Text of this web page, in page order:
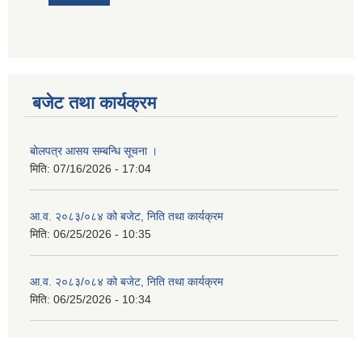
बजेट तथा कार्यक्रम
बोलपत्र आसय सम्बन्धि सूचना ।
मिति: 07/16/2026 - 17:04
आ.व. २०८३/०८४ को बजेट, निति तथा कार्यक्रम
मिति: 06/25/2026 - 10:35
आ.व. २०८३/०८४ को बजेट, निति तथा कार्यक्रम
मिति: 06/25/2026 - 10:34